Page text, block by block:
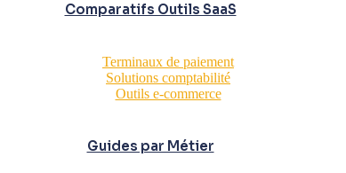
Comparatifs Outils SaaS
Terminaux de paiement
Solutions comptabilité
Outils e-commerce
Guides par Métier